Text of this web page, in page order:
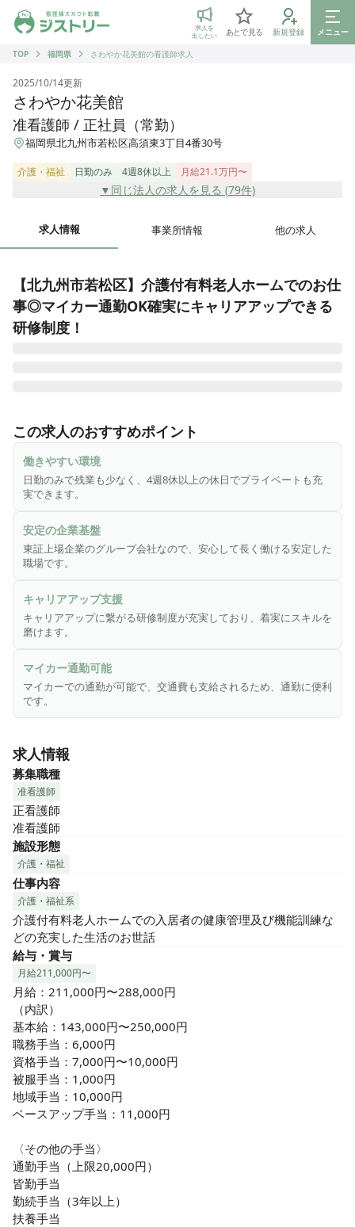
ジストリー 看護師の転職マッチング
求人を
出したい
あとで見る 新規登録
メニュー
TOP
福岡県 さわやか花美館の看護師求人
2025/10/14更新
さわやか花美館
准看護師 / 正社員（常勤）
福岡県北九州市若松区高須東3丁目4番30号
介護・福祉 日勤のみ 4週8休以上 月給21.1万円〜
▼同じ法人の求人を見る (79件)
求人情報 事業所情報 他の求人
【北九州市若松区】介護付有料老人ホームでのお仕
事◎マイカー通勤OK確実にキャリアアップできる
研修制度！
社ウチヤマホールディングス」のグループ会社であり、安定
した基盤と誠実な運営に力を注いでいる企業で、全国で施設
を展開しています。「慈愛の心・尊厳を守る・お客様第一主
義」という理念を掲げ、お客様に安心で笑顔溢れる生活環境
を提供しています。特に大切にしているのは、お客様の「生
きがい作り」。安心・安全はもちろんのこと、お客様に楽し
く毎日を過ごしていただけるよう、お客様の立場に立ったサ
ービスを心がけています。
この求人のおすすめポイント
働きやすい環境
日勤のみで残業も少なく、4週8休以上の休日でプライベートも充
実できます。
安定の企業基盤
東証上場企業のグループ会社なので、安心して長く働ける安定した
職場です。
キャリアアップ支援
キャリアアップに繋がる研修制度が充実しており、着実にスキルを
磨けます。
マイカー通勤可能
マイカーでの通勤が可能で、交通費も支給されるため、通勤に便利
です。
求人情報
募集職種
准看護師
正看護師
准看護師
施設形態
介護・福祉
仕事内容
介護・福祉系
介護付有料老人ホームでの入居者の健康管理及び機能訓練な
どの充実した生活のお世話
給与・賞与
月給211,000円〜
月給：211,000円〜288,000円
（内訳）
基本給：143,000円〜250,000円
職務手当：6,000円
資格手当：7,000円〜10,000円
被服手当：1,000円
地域手当：10,000円
ベースアップ手当：11,000円
〈その他の手当〉
通勤手当（上限20,000円）
皆勤手当
勤続手当（3年以上）
扶養手当